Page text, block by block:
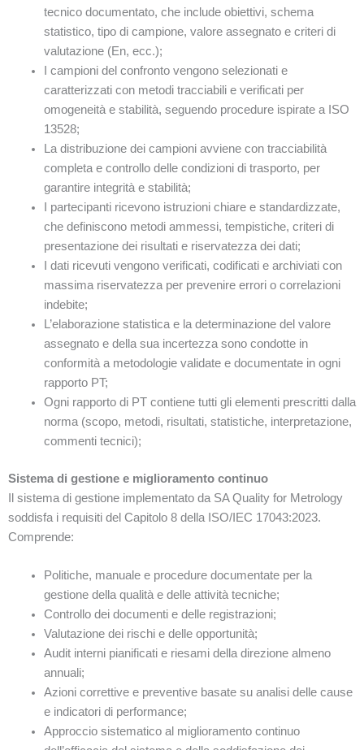
tecnico documentato, che include obiettivi, schema
statistico, tipo di campione, valore assegnato e criteri di
valutazione (En, ecc.);
I campioni del confronto vengono selezionati e
caratterizzati con metodi tracciabili e verificati per
omogeneità e stabilità, seguendo procedure ispirate a ISO
13528;
La distribuzione dei campioni avviene con tracciabilità
completa e controllo delle condizioni di trasporto, per
garantire integrità e stabilità;
I partecipanti ricevono istruzioni chiare e standardizzate,
che definiscono metodi ammessi, tempistiche, criteri di
presentazione dei risultati e riservatezza dei dati;
I dati ricevuti vengono verificati, codificati e archiviati con
massima riservatezza per prevenire errori o correlazioni
indebite;
L’elaborazione statistica e la determinazione del valore
assegnato e della sua incertezza sono condotte in
conformità a metodologie validate e documentate in ogni
rapporto PT;
Ogni rapporto di PT contiene tutti gli elementi prescritti dalla
norma (scopo, metodi, risultati, statistiche, interpretazione,
commenti tecnici);
Sistema di gestione e miglioramento continuo
Il sistema di gestione implementato da SA Quality for Metrology
soddisfa i requisiti del Capitolo 8 della ISO/IEC 17043:2023.
Comprende:
Politiche, manuale e procedure documentate per la
gestione della qualità e delle attività tecniche;
Controllo dei documenti e delle registrazioni;
Valutazione dei rischi e delle opportunità;
Audit interni pianificati e riesami della direzione almeno
annuali;
Azioni correttive e preventive basate su analisi delle cause
e indicatori di performance;
Approccio sistematico al miglioramento continuo